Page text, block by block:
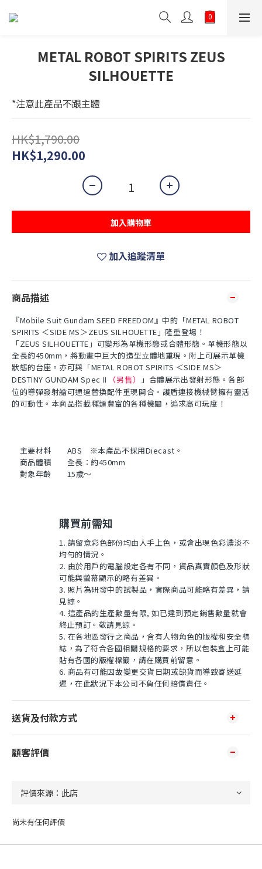
METAL ROBOT SPIRITS ZEUS
SILHOUETTE
*注意此產品不跟主體
HK$1,790.00
HK$1,290.00
加入購物車
加入追蹤清單
商品描述
『Mobile Suit Gundam SEED FREEDOM』中的「METAL ROBOT
SPIRITS ＜SIDE MS＞ZEUS SILHOUETTE」隆重登場！
「ZEUS SILHOUETTE」可變形為單機形態或合體形態。單機形態以
全長約450mm，將動畫中巨大的造型立體地重現。附上可展示單機
狀態的台座。亦可與「METAL ROBOT SPIRITS ＜SIDE MS＞
DESTINY GUNDAM SpecⅡ
（另售）
」合體展示出發射形態。各部
位的導彈發射艙可通過替換配件重現開合。護盾連接機械臂擁有靈活
的可動性。本商品搭載種類豐富的各種機關，追求高可玩度！
主要材料
ABS ※本產品不採用Diecast。
商品體積
全長：約450mm
對象年齡
15歲～
購買前需知
1. 請留意彩色部份均由人手上色，或會出現色彩濃淡不
均勻的情況。
2. 由於用戶的電腦設定各有不同，貨品真實顏色及形狀
可能與螢幕顯示的略有差異。
3. 照片為研發中的試製品，實際商品可能略有差異，請
見諒。
4. 這產品的生產數量有限, 如已達到預定銷售數量就會
終止預訂。敬請見諒。
5. 在各地區發行之商品，含有人物角色的版權和安全標
誌，為了符合各國相關規格的要求，所以包裝盒上可能
貼有各國的版權標籤，請在購買前留意。
6. 商品有可能因故變更交貨日期或缺貨而導致寄送延
遲，在此狀況下本公司不負任何賠償責任。
送貨及付款方式
顧客評價
尚未有任何評價